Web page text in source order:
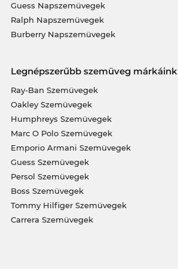
Guess Napszemüvegek
Ralph Napszemüvegek
Burberry Napszemüvegek
Legnépszerűbb szemüveg márkáink
Ray-Ban Szemüvegek
Oakley Szemüvegek
Humphreys Szemüvegek
Marc O Polo Szemüvegek
Emporio Armani Szemüvegek
Guess Szemüvegek
Persol Szemüvegek
Boss Szemüvegek
Tommy Hilfiger Szemüvegek
Carrera Szemüvegek